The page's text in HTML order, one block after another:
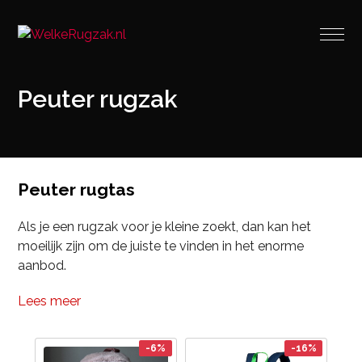
Peuter rugzak
Peuter rugtas
Als je een rugzak voor je kleine zoekt, dan kan het
moeilijk zijn om de juiste te vinden in het enorme
aanbod.
Lees meer
-6% -16%